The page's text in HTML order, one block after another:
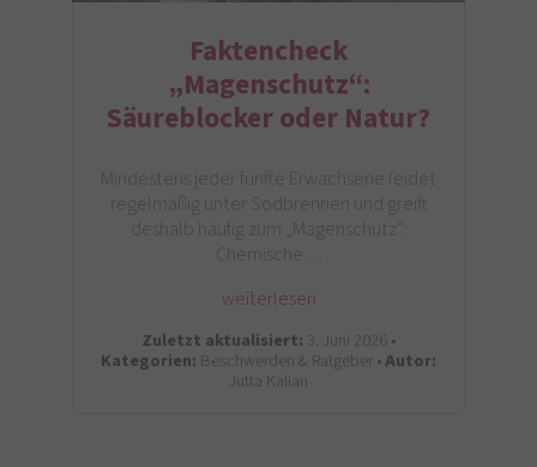
Faktencheck
„Magenschutz“:
Säureblocker oder Natur?
Mindestens jeder fünfte Erwachsene leidet
regelmäßig unter Sodbrennen und greift
deshalb häufig zum „Magenschutz“:
Chemische…
weiterlesen
Zuletzt aktualisiert: 3. Juni 2026 •
Kategorien: Beschwerden & Ratgeber •Autor:
Jutta Kalian